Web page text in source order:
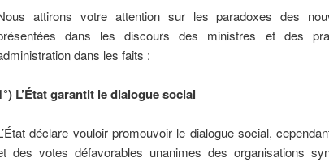
attirons votre attention sur les paradoxes des
dans les discours des ministres et des
dans les faits :
L’État garantit le dialogue social
déclare vouloir promouvoir le dialogue social,
des votes défavorables unanimes des organisations